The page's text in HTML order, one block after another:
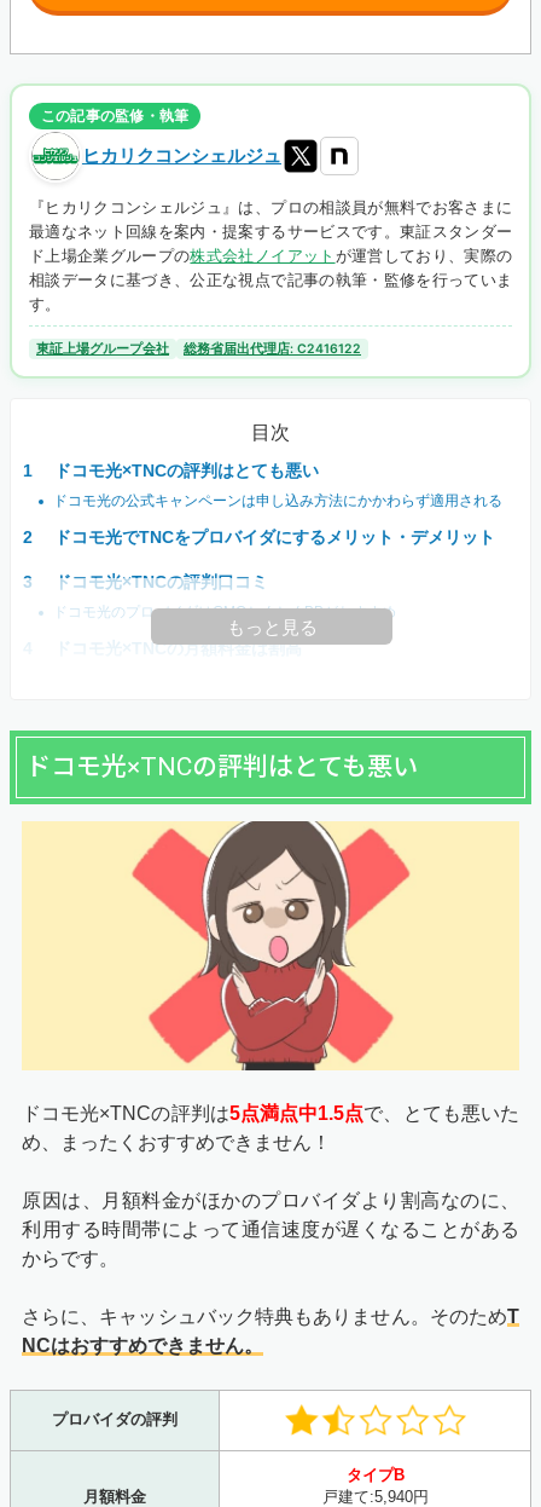
この記事の監修・執筆
ヒカリクコンシェルジュ
『ヒカリクコンシェルジュ』は、プロの相談員が無料でお客さまに
最適なネット回線を案内・提案するサービスです。東証スタンダー
ド上場企業グループの株式会社ノイアット が運営しており、実際の
相談データに基づき、公正な視点で記事の執筆・監修を行っていま
す。
東証上場グループ会社 総務省届出代理店: C2416122
目次
ドコモ光×TNCの評判はとても悪い
ドコモ光の公式キャンペーンは申し込み方法にかかわらず適用される
ドコモ光でTNCをプロバイダにするメリット・デメリット
ドコモ光×TNCの評判口コミ
ドコモ光のプロバイダはGMOとくとくBBがおすすめ
ドコモ光×TNCの月額料金は割高
もっと見る
ドコモ光×TNCの評判はとても悪い
ドコモ光×TNCの評判は5点満点中1.5点で、とても悪いた
め、まったくおすすめできません！
原因は、月額料金がほかのプロバイダより割高なのに、
利用する時間帯によって通信速度が遅くなることがある
からです。
さらに、キャッシュバック特典もありません。そのためT
NCはおすすめできません。
プロバイダの評判
月額料金
タイプB
戸建て:5,940円